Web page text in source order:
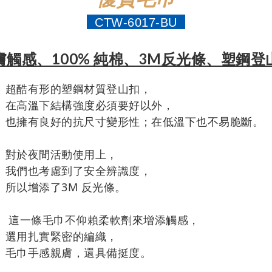
CTW-6017-BU
觸感、100% 純棉、3M反光條、塑鋼登
超酷有形的塑鋼材質登山扣，
在高溫下結構強度必須要好以外，
也擁有良好的抗尺寸變形性；在低溫下也不易脆斷。
對於夜間活動使用上，
我們也考慮到了安全辨識度，
所以增添了3M 反光條。
這一條毛巾不仰賴柔軟劑來增添觸感，
選用扎實緊密的編織，
毛巾手感親膚， 還具備挺度。